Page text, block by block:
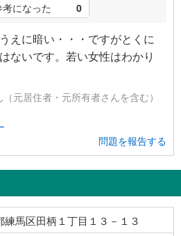
考になった 0
えに暗い・・・ですがとくに
ないです。若い女性はわかり
元居住者・元所有者さんを含む）
問題を報告する
練馬区田柄１丁目１３－１３